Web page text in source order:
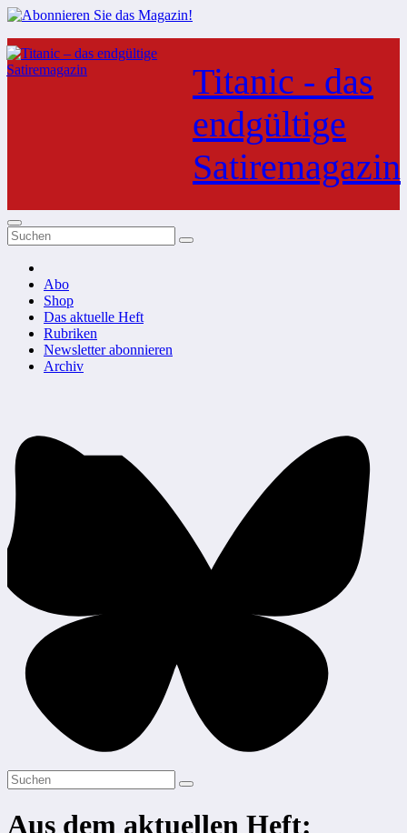
Zum
Inhalt
springen
Titanic - das
endgültige
Satiremagazin
Abo
Shop
Das aktuelle Heft
Rubriken
Newsletter abonnieren
Archiv
Aus dem aktuellen Heft: